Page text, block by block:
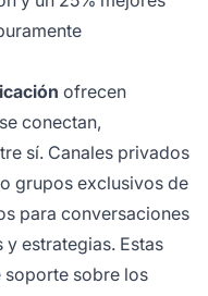
ofrecen
conectan,
sí. Canales privados
grupos exclusivos de
para conversaciones
estrategias. Estas
soporte sobre los